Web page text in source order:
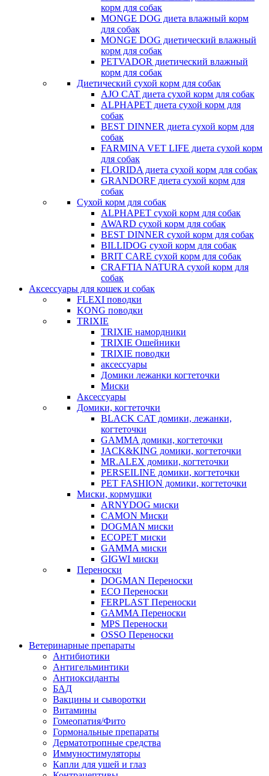
корм для собак
MONGE DOG диета влажный корм
для собак
MONGE DOG диетический влажный
корм для собак
PETVADOR диетический влажный
корм для собак
Диетический сухой корм для собак
AJO CAT диета сухой корм для собак
ALPHAPET диета сухой корм для
собак
BEST DINNER диета сухой корм для
собак
FARMINA VET LIFE диета сухой корм
для собак
FLORIDA диета сухой корм для собак
GRANDORF диета сухой корм для
собак
Сухой корм для собак
ALPHAPET сухой корм для собак
AWARD сухой корм для собак
BEST DINNER сухой корм для собак
BILLIDOG cухой корм для собак
BRIT CARE сухой корм для собак
CRAFTIA NATURA сухой корм для
собак
Аксессуары для кошек и собак
FLEXI поводки
KONG поводки
TRIXIE
TRIXIE намордники
TRIXIE Ошейники
TRIXIE поводки
аксессуары
Домики лежанки когтеточки
Миски
Аксессуары
Домики, когтеточки
BLACK CAT домики, лежанки,
когтеточки
GAMMA домики, когтеточки
JACK&KING домики, когтеточки
MR.ALEX домики, когтеточки
PERSEILINE домики, когтеточки
PET FASHION домики, когтеточки
Миски, кормушки
ARNYDOG миски
CAMON Миски
DOGMAN миски
ECOPET миски
GAMMA миски
GIGWI миски
Переноски
DOGMAN Переноски
ECO Переноски
FERPLAST Переноски
GAMMA Переноски
MPS Переноски
OSSO Переноски
Ветеринарные препараты
Антибиотики
Антигельминтики
Антиоксиданты
БАД
Вакцины и сыворотки
Витамины
Гомеопатия/Фито
Гормональные препараты
Дерматотропные средства
Иммуностимуляторы
Капли для ушей и глаз